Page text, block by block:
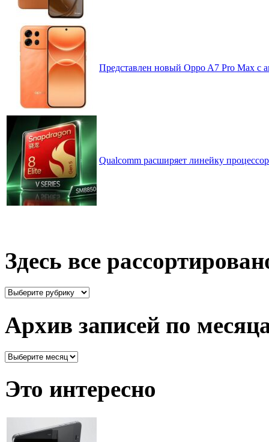
Представлен новый Oppo A7 Pro Max с
Qualcomm расширяет линейку
Здесь все
Здесь
Архив записей по
Архив
месяцам
Это интересно